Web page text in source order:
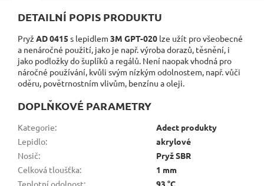
DETAILNÍ POPIS PRODUKTU
Pryž AD 0415 s lepidlem 3M GPT-020 lze užít pro všeobecné
a nenáročné použití, jako je např. výroba dorazů, těsnění, i
jako podložky do šuplíků a regálů. Není naopak vhodná pro
náročné používání, kvůli svým nízkým odolnostem, např. vůči
oděru, povětrnostním vlivům, benzínu a oleji.
DOPLŇKOVÉ PARAMETRY
Kategorie:
Adect produkty
Lepidlo:
akrylové
Nosič:
Pryž SBR
Celková tloušťka:
1 mm
Teplotní odolnost: 93 °C